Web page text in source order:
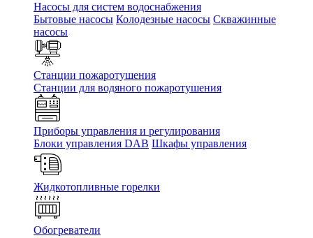
Насосы для систем водоснабжения
Бытовые насосы Колодезные насосы Скважинные
насосы
Станции пожаротушения
Станции для водяного пожаротушения
Приборы управления и регулирования
Блоки управления DAB Шкафы управления
Жидкотопливные горелки
Обогреватели